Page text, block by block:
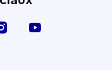
Instagram